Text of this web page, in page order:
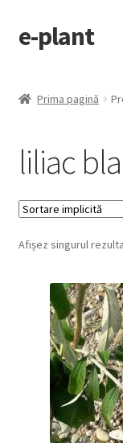
Sari
la
Sari
la
e-plant
Contact
Checkout
Prima pagină
liliac
Afișez singurul